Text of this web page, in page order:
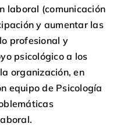
laboral (comunicación
y aumentar las
profesional y
psicológico a los
organización, en
equipo de Psicología